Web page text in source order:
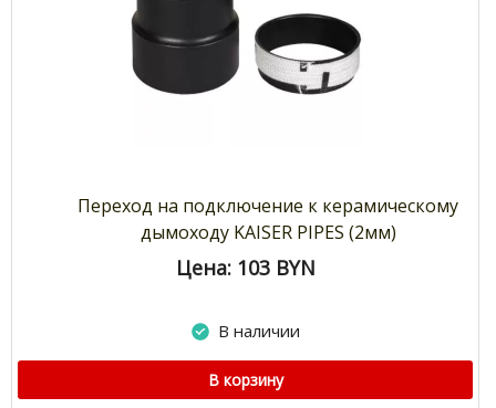
Переход на подключение к керамическому
дымоходу KAISER PIPES (2мм)
Цена: 103 BYN
В наличии
В корзину